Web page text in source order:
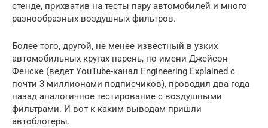
стенде, прихватив на тесты пару автомобилей и много
разнообразных воздушных фильтров.
Более того, другой, не менее известный в узких
автомобильных кругах парень, по имени Джейсон
Фенске (ведет YouTube-канал Engineering Explained с
почти 3 миллионами подписчиков), проводил два года
назад аналогичное тестирование с воздушными
фильтрами. И вот к каким выводам пришли
автоблогеры.